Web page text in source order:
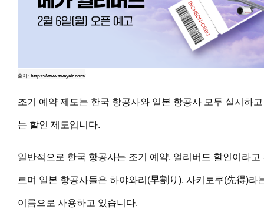
출처 : https://www.twayair.com/
조기 예약 제도는 한국 항공사와 일본 항공사 모두 실시하
는 할인 제도입니다.
일반적으로 한국 항공사는 조기 예약, 얼리버드 할인이라고
르며 일본 항공사들은 하야와리(早割り), 사키토쿠(先得)라
이름으로 사용하고 있습니다.